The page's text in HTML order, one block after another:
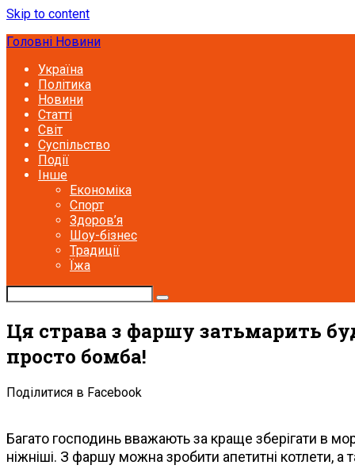
Skip to content
Головні Новини
Україна
Політика
Новини
Статті
Світ
Суспільство
Події
Інше
Економіка
Спорт
Здоров’я
Шоу-бізнес
Традиції
Їжа
Ця страва з фаршу затьмарить
просто бомба!
Поділитися в Facebook
Багато господинь вважають за краще зберігати в
ніжніші. З фаршу можна зробити апетитні котлети, а